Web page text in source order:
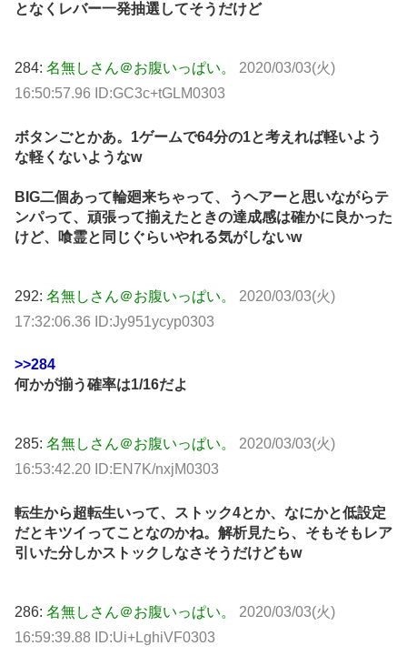
となくレバー一発抽選してそうだけど
284: 名無しさん＠お腹いっぱい。
2020/03/03(火)
16:50:57.96 ID:GC3c+tGLM0303
ボタンごとかあ。1ゲームで64分の1と考えれば軽いよう
な軽くないようなw
BIG二個あって輪廻来ちゃって、うヘアーと思いながらテ
ンパって、頑張って揃えたときの達成感は確かに良かった
けど、喰霊と同じぐらいやれる気がしないw
292: 名無しさん＠お腹いっぱい。
2020/03/03(火)
17:32:06.36 ID:Jy951ycyp0303
>>284
何かが揃う確率は1/16だよ
285: 名無しさん＠お腹いっぱい。
2020/03/03(火)
16:53:42.20 ID:EN7K/nxjM0303
転生から超転生いって、ストック4とか、なにかと低設定
だとキツイってことなのかね。解析見たら、そもそもレア
引いた分しかストックしなさそうだけどもw
286: 名無しさん＠お腹いっぱい。
2020/03/03(火)
16:59:39.88 ID:Ui+LghiVF0303